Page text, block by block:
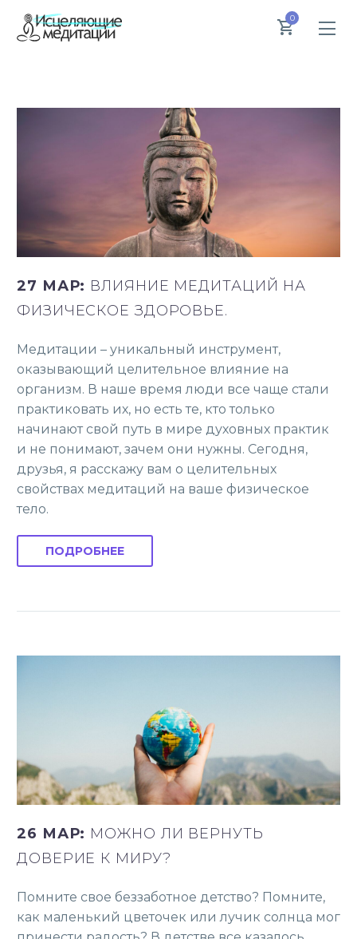
0
27 МАР: ВЛИЯНИЕ МЕДИТАЦИЙ НА
ФИЗИЧЕСКОЕ ЗДОРОВЬЕ.
Медитации – уникальный инструмент,
оказывающий целительное влияние на
организм. В наше время люди все чаще стали
практиковать их, но есть те, кто только
начинают свой путь в мире духовных практик
и не понимают, зачем они нужны. Сегодня,
друзья, я расскажу вам о целительных
свойствах медитаций на ваше физическое
тело.
ПОДРОБНЕЕ
26 МАР: МОЖНО ЛИ ВЕРНУТЬ
ДОВЕРИЕ К МИРУ?
Помните свое беззаботное детство? Помните,
как маленький цветочек или лучик солнца мог